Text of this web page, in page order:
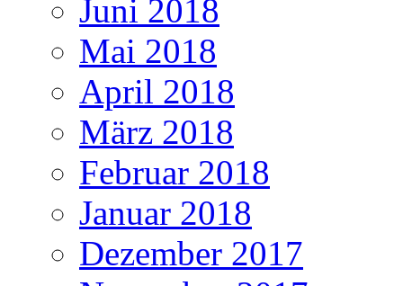
Juni 2018
Mai 2018
April 2018
März 2018
Februar 2018
Januar 2018
Dezember 2017